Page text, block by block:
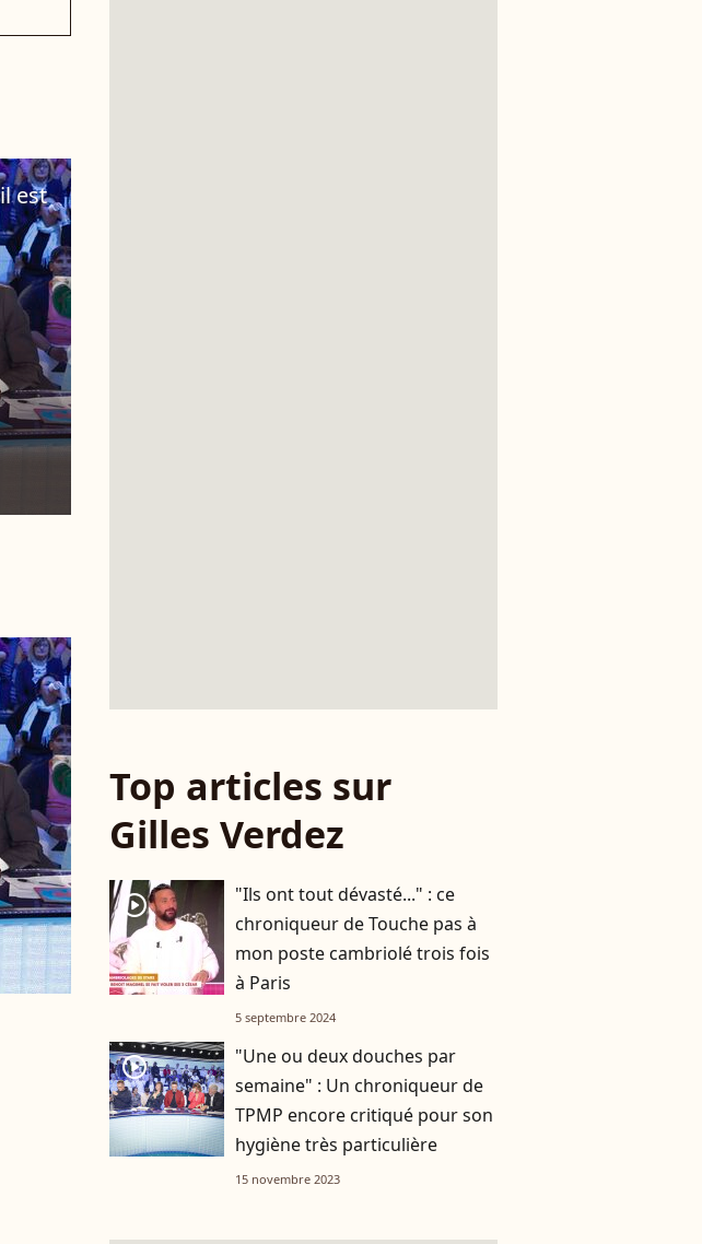
est
Top articles sur
Gilles Verdez
player2
"Ils ont tout dévasté..." : ce
chroniqueur de Touche pas à
mon poste cambriolé trois fois
à Paris
5 septembre 2024
player2
"Une ou deux douches par
semaine" : Un chroniqueur de
TPMP encore critiqué pour son
hygiène très particulière
15 novembre 2023